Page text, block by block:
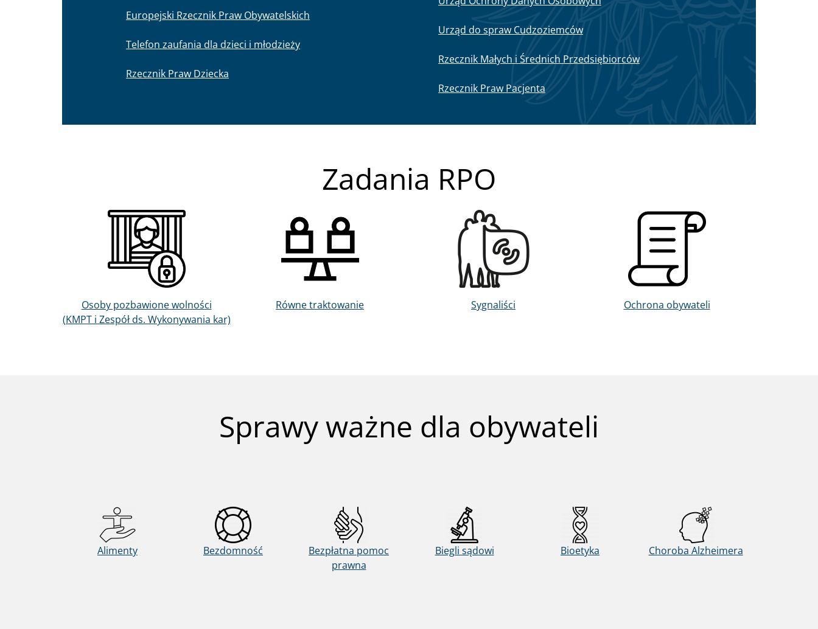
Europejski Rzecznik Praw Obywatelskich
Telefon zaufania dla dzieci i młodzieży
Rzecznik Praw Dziecka
Urząd do spraw Cudzoziemców
Rzecznik Małych i Średnich Przedsiębiorców
Rzecznik Praw Pacjenta
Zadania RPO
Obraz
Osoby pozbawione wolności
(KMPT i Zespół ds. Wykonywania kar)
Obraz
Równe traktowanie
Obraz
Sygnaliści
Obraz
Ochrona obywateli
Sprawy ważne dla obywateli
Alimenty Bezdomność
Bezpłatna pomoc
prawna
Biegli sądowi Bioetyka Choroba Alzheimera